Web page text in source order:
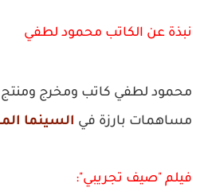
نبذة عن الكاتب محمود لطفي
محمود لطفي كاتب ومخرج
مساهمات بارزة في السينما
فيلم "صيف تجريبي":